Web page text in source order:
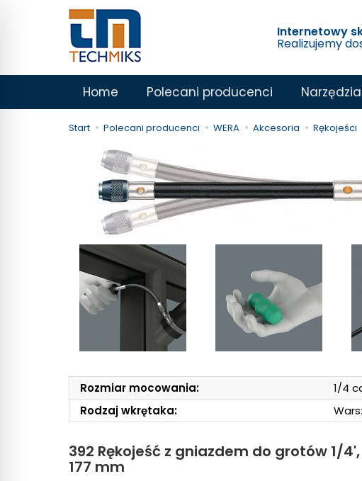
Internetowy
Realizujemy
Home Polecani producenci
Start Polecani producenci WERA Akcesoria Rękojeści
Rozmiar mocowania:
1/4
Rodzaj wkrętaka:
392 Rękojeść z gniazdem do grotów 1/
177 mm